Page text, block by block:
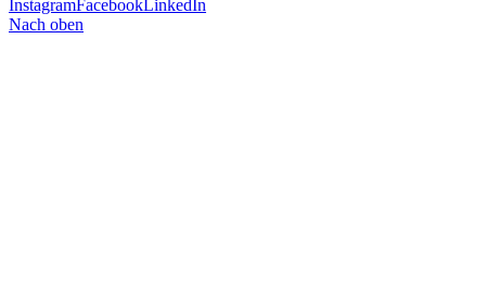
InstagramFacebookLinkedIn
Nach oben